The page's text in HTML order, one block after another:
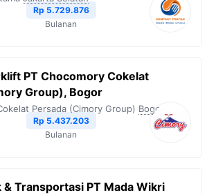
Rp 5.729.876
Bulanan
PT Chocomory Cokelat
Group), Bogor
Persada (Cimory Group) Bogor
Rp 5.437.203
Bulanan
Transportasi PT Mada Wikri